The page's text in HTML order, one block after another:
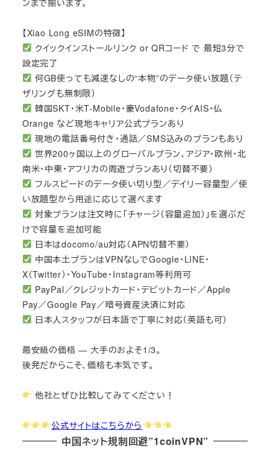
【Xiao Long eSIMの特徴】
クイックインストールリンク or QRコード で 最短3分で
設定完了
何GB使っても減速なしの“本物”のデータ使い放題（テ
ザリングも無制限）
韓国SKT・米T-Mobile・豪Vodafone・タイAIS・仏
Orange など現地キャリア公式プランあり
現地の電話番号付き・通話／SMS込みのプランもあり
世界200ヶ国以上のグローバルプラン、アジア・欧州・北
南米・中東・アフリカの周遊プランあり（切替不要）
フルスピードのデータ使い切り型／デイリー容量型／使
い放題型から用途に応じて選べます
対象プランは注文時に「チャージ（容量追加）」を選ぶだ
けで容量を追加可能
日本はdocomo/au対応（APN切替不要）
中国本土プランはVPNなしでGoogle・LINE・
X（Twitter）・YouTube・Instagram等利用可
PayPal／クレジットカード・デビットカード／Apple
Pay／Google Pay／暗号資産決済に対応
日本人スタッフが日本語で丁寧に対応（英語も可）
最安級の価格 — 大手のおよそ1/3。
後発だからこそ、価格も本気です。
他社とぜひ比較してみてください！
公式サイトはこちらから
中国ネット規制回避”1coinVPN”